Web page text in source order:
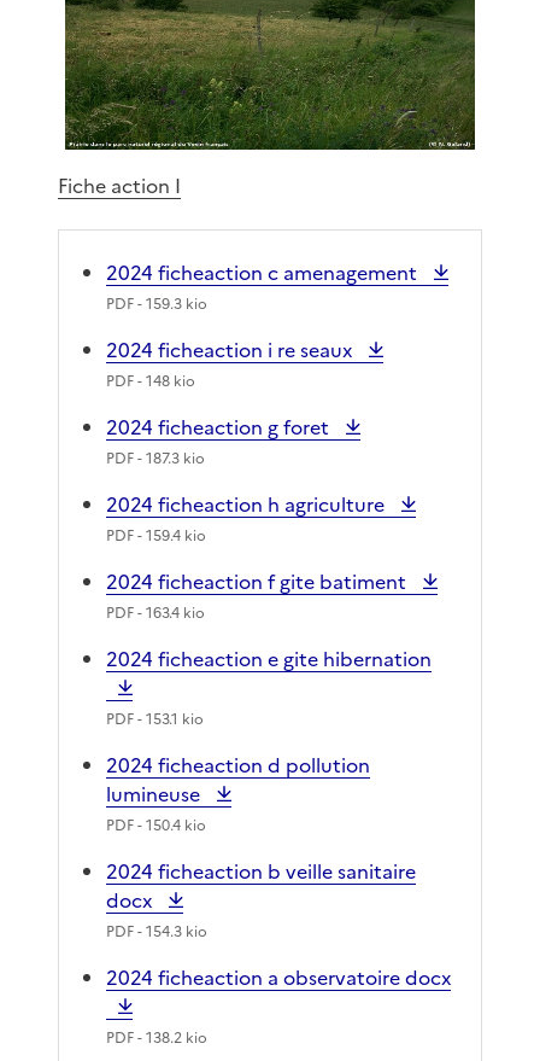
Fiche action I
2024 ficheaction c amenagement
PDF- 159.3 kio
2024 ficheaction i re seaux
PDF- 148 kio
2024 ficheaction g foret
PDF- 187.3 kio
2024 ficheaction h agriculture
PDF- 159.4 kio
2024 ficheaction f gite batiment
PDF- 163.4 kio
2024 ficheaction e gite hibernation
PDF- 153.1 kio
2024 ficheaction d pollution
lumineuse
PDF- 150.4 kio
2024 ficheaction b veille sanitaire
docx
PDF- 154.3 kio
2024 ficheaction a observatoire docx
PDF- 138.2 kio